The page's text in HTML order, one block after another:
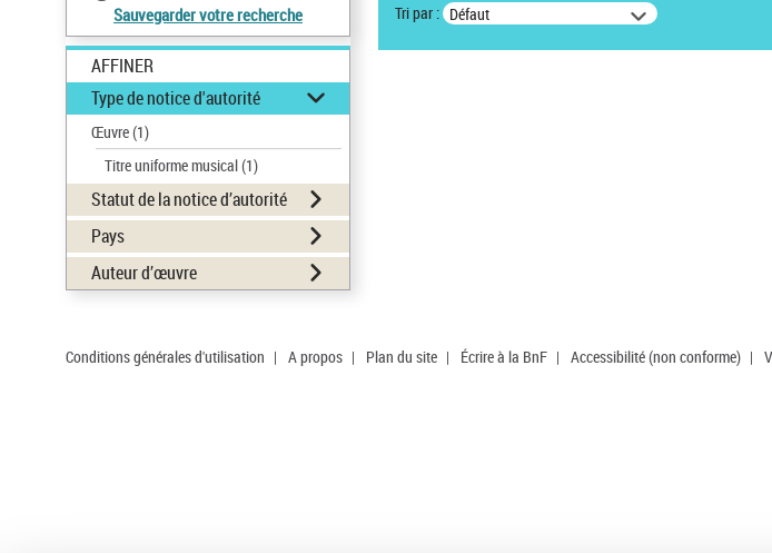
Sauvegarder votre recherche
AFFINER
Type de notice d'autorité
Œuvre(1)
Titre uniforme musical(1)
Statut de la notice d’autorité
Pays
Auteur d’œuvre
Tri par : Défaut
Conditions générales d'utilisation | A propos | Plan du site | Écrire à la BnF | Accessibilité (non conforme) |